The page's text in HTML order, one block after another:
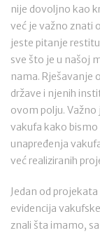
nije dovoljno kao
već je važno znati
jeste pitanje
sve što je u našoj
nama. Rješavanje
države i njenih
ovom polju.
vakufa kako bismo
unapređenja
već realiziranih
Jedan od
evidencija
znali šta imamo,